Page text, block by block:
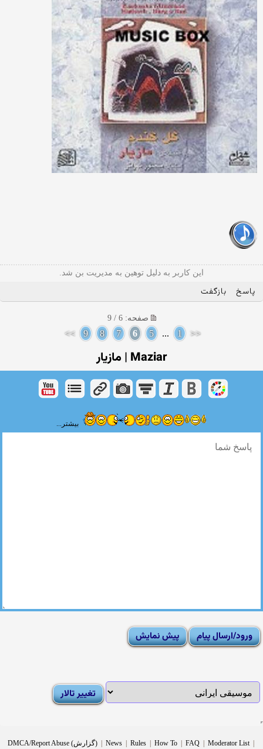
این کاربر به دلیل توهین به مدیریت بن شد.
پاسخ بازگفت
صفحه: 6 / 9
<<
1
...
5
6
7
8
9
>>
Maziar | مازیار
بیشتر...
DMCA/Report Abuse (گزارش) | News | Rules | How To | FAQ | Moderator List |